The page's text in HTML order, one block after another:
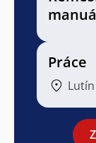
Práce
Lutín